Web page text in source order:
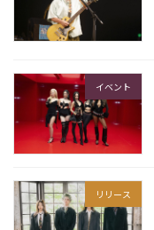
イベント
リリース